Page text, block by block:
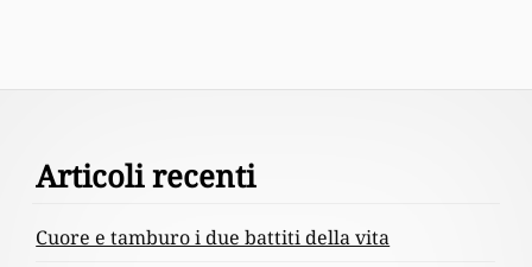
Footer
Content
Articoli recenti
Cuore e tamburo i due battiti della vita